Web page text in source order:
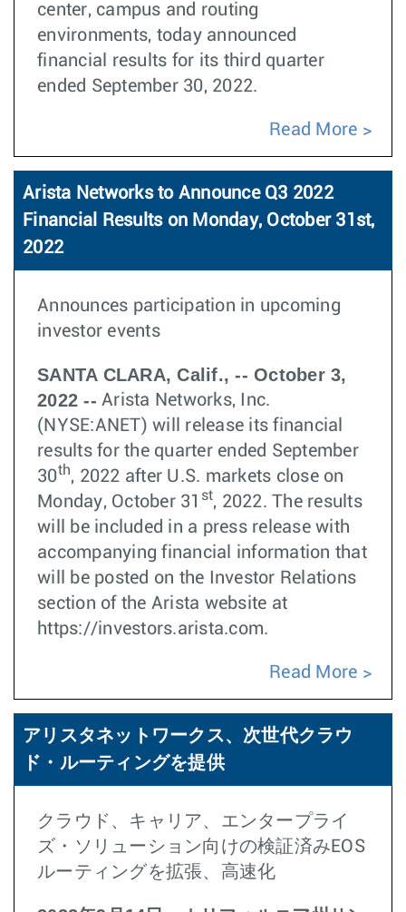
center, campus and routing
environments, today announced
financial results for its third quarter
ended September 30, 2022.
Read More
Arista Networks to Announce Q3 2022
Financial Results on Monday, October 31st,
2022
Announces participation in upcoming
investor events
SANTA CLARA, Calif., -- October 3,
2022 -- Arista Networks, Inc.
(NYSE:ANET) will release its financial
results for the quarter ended September
30th, 2022 after U.S. markets close on
Monday, October 31 st, 2022. The results
will be included in a press release with
accompanying financial information that
will be posted on the Investor Relations
section of the Arista website at
https://investors.arista.com.
Read More
アリスタネットワークス、次世代クラウ
ド・ルーティングを提供
クラウド、キャリア、エンタープライ
ズ・ソリューション向けの検証済みEOS
ルーティングを拡張、高速化